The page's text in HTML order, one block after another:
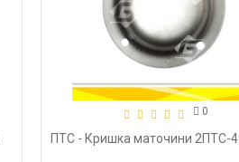
0
ПТС - Кришка маточини 2ПТС-4